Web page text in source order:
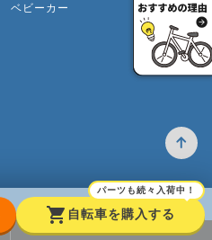
shopping_cart
パーツも続々入荷中！
自転車を購入する
ベビーカー